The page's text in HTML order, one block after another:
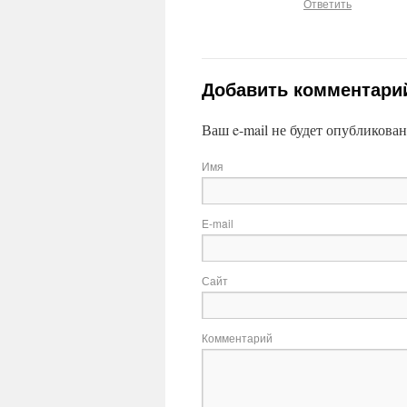
Добавить
Ваш e-mail не будет
Имя
E-mail
Сайт
Комментарий